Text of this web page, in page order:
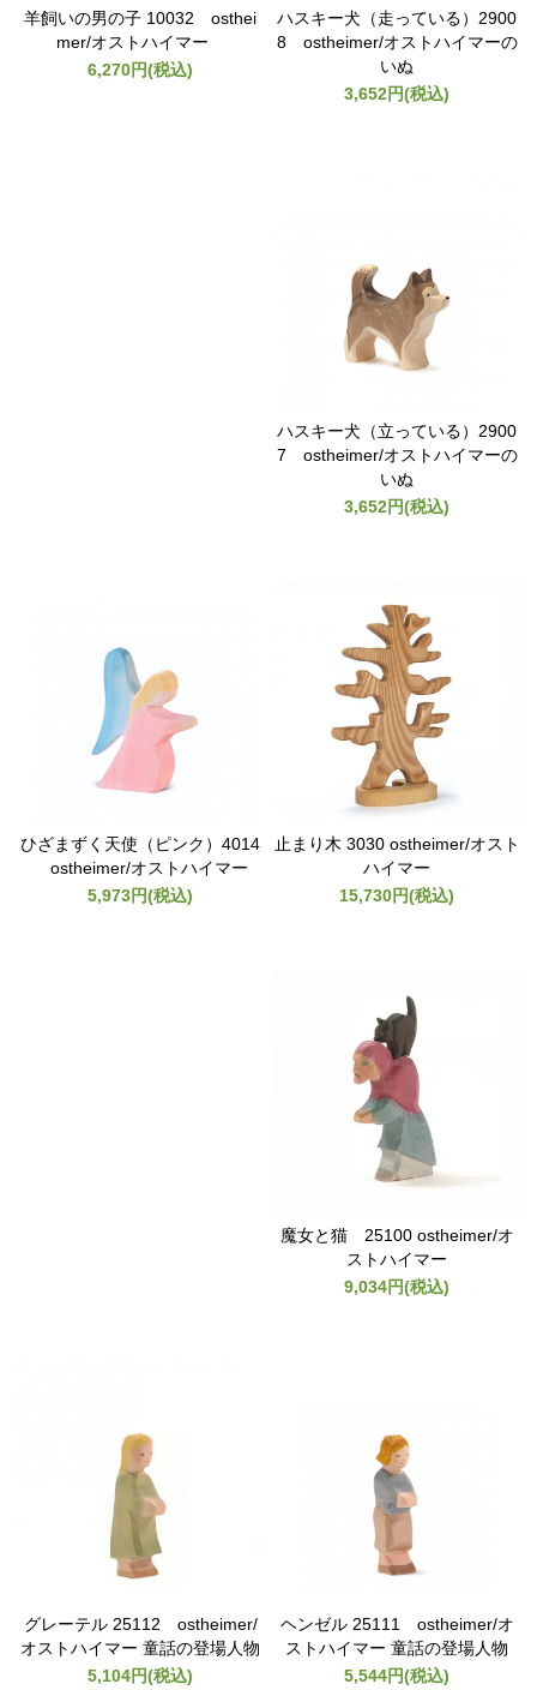
羊飼いの男の子 10032 osthei
mer/オストハイマー
6,270円(税込)
ハスキー犬（走っている）2900
8 ostheimer/オストハイマーの
いぬ
3,652円(税込)
ハスキー犬（立っている）2900
7 ostheimer/オストハイマーの
いぬ
3,652円(税込)
ひざまずく天使（ピンク）4014
ostheimer/オストハイマー
5,973円(税込)
止まり木 3030 ostheimer/オスト
ハイマー
15,730円(税込)
魔女と猫 25100 ostheimer/オ
ストハイマー
9,034円(税込)
グレーテル 25112 ostheimer/
オストハイマー 童話の登場人物
5,104円(税込)
ヘンゼル 25111 ostheimer/オ
ストハイマー 童話の登場人物
5,544円(税込)